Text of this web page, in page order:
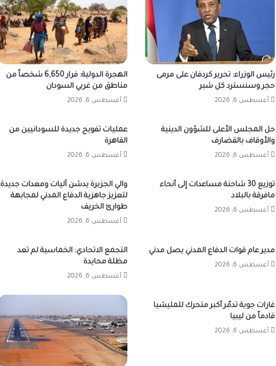
رئيس الوزراء: تحرير كردفان على مرمى
حجر وسنسترد كل شبر
أغسطس 6, 2026
الهجرة الدولية: فرار 6,650 شخصاً من
مناطق من غربي السودان
أغسطس 6, 2026
حل المجلس الأعلى للشؤون الدينية
والأوقاف بالقضارف
أغسطس 6, 2026
عمليات تفويج جديدة للسودانيين من
القاهرة
أغسطس 6, 2026
توزيع 30 شاحنة مساعدات إلى أنحاء
مافرقة بالبلاد
أغسطس 6, 2026
والي الجزيرة يدشن آليات ومعدات جديدة
لتعزيز جاهزية الدفاع المدني لمجابهة
طوارئ الخريف
أغسطس 6, 2026
مدير عام قوات الدفاع المدني يصل مدني
أغسطس 6, 2026
التجمع الاتحادي: الخماسية لم تعد
مظلة محايدة
أغسطس 6, 2026
غارات جوية تدمّر أكبر متحرك للمليشيا
قادماً من ليبيا
أغسطس 6, 2026